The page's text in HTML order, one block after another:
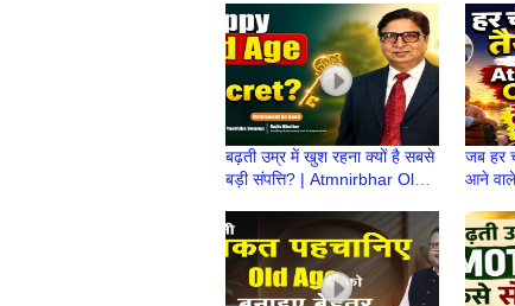
Retirement life
बढ़ती उम्र में खुश रहना क्यों है सबसे
बड़ी संपत्ति? | Atmnirbhar Old
जब हर
आने